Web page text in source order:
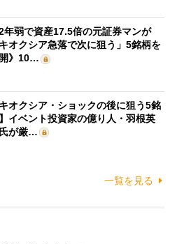
2年弱で資産17.5倍の元証券マンが
キオクシア急落で次に狙う」5銘柄を
》10…
キオクシア・ショックの後に狙う5銘
イベント投資家の億り人・羽根英
が厳…
一覧を見る